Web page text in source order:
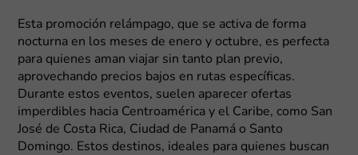
Esta promoción relámpago, que se activa de forma
nocturna en los meses de enero y octubre, es perfecta
para quienes aman viajar sin tanto plan previo,
aprovechando precios bajos en rutas específicas.
Durante estos eventos, suelen aparecer ofertas
imperdibles hacia Centroamérica y el Caribe, como San
José de Costa Rica, Ciudad de Panamá o Santo
Domingo. Estos destinos, ideales para quienes buscan